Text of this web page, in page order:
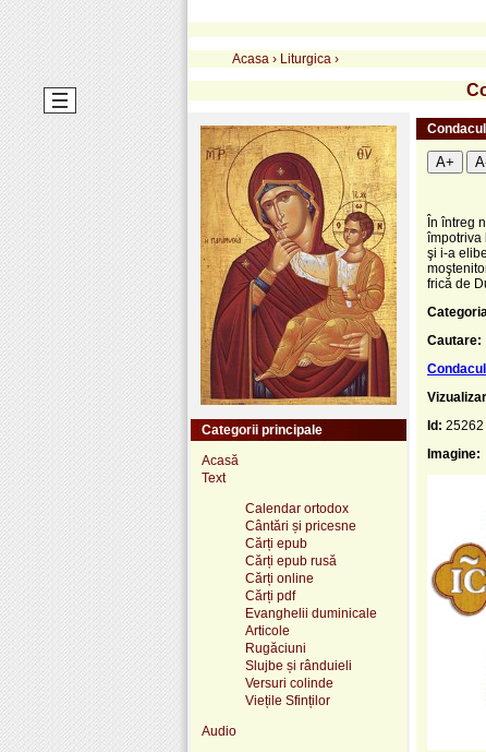
Acasa › Liturgica ›
A+
În întreg
împotriva
şi i-a
frică de
Cautare:
Id: 25262
Imagine:
Categorii principale
Acasă
Text
Calendar ortodox
Cântări și pricesne
Cărți epub
Cărți epub rusă
Cărți online
Cărți pdf
Evanghelii duminicale
Articole
Rugăciuni
Slujbe și rânduieli
Versuri colinde
Viețile Sfinților
Audio